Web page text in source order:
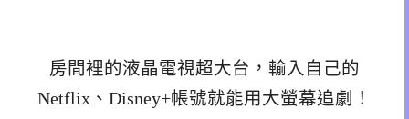
房間裡的液晶電視超大台，輸入自己的
Netflix、Disney+帳號就能用大螢幕追劇！